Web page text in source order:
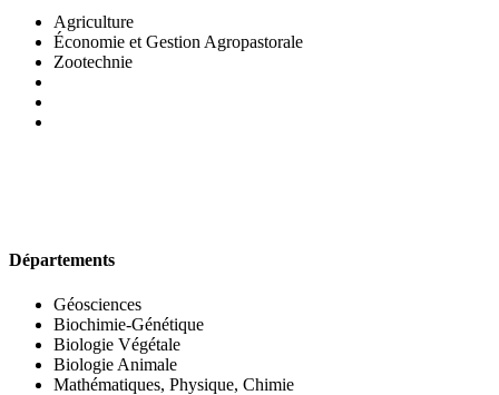
Agriculture
Économie et Gestion Agropastorale
Zootechnie
Départements
Géosciences
Biochimie-Génétique
Biologie Végétale
Biologie Animale
Mathématiques, Physique, Chimie